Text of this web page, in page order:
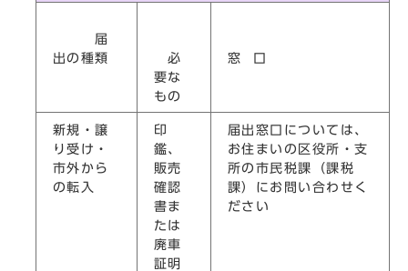
届
出の種類
必
要な
もの
窓 口
新規・譲
り受け・
市外から
の転入
印
鑑、
販売
確認
書ま
たは
廃車
証明
届出窓口については、
お住まいの区役所・支
所の市民税課（課税
課）にお問い合わせく
ださい